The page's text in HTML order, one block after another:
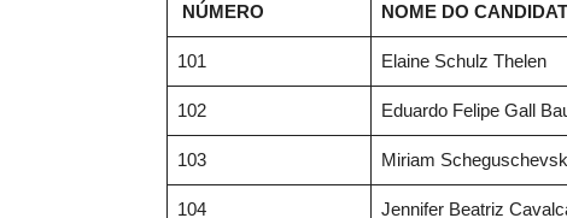
NÚMERO NOME DO
101 Elaine Schulz Thelen
102 Eduardo Felipe Gall
103 Miriam
104 Jennifer Beatriz